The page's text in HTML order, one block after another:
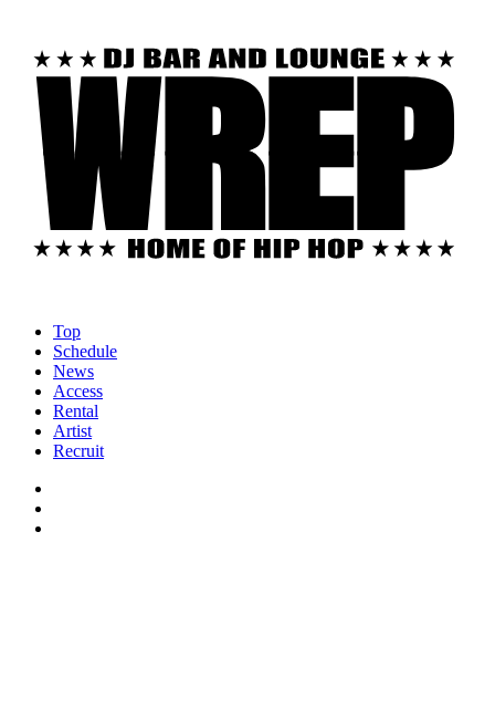
Top
Schedule
News
Access
Rental
Artist
Recruit